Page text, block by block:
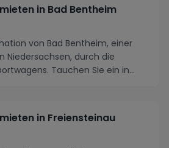
in Bad Bentheim
von Bad Bentheim, einer
Niedersachsen, durch die
Tauchen Sie ein in
in Freiensteinau